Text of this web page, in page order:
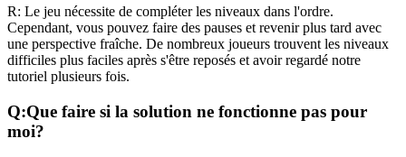
R: Le jeu nécessite de compléter les niveaux dans l'ordre.
Cependant, vous pouvez faire des pauses et revenir plus tard avec
une perspective fraîche. De nombreux joueurs trouvent les niveaux
difficiles plus faciles après s'être reposés et avoir regardé notre
tutoriel plusieurs fois.
Q:Que faire si la solution ne fonctionne pas pour
moi?